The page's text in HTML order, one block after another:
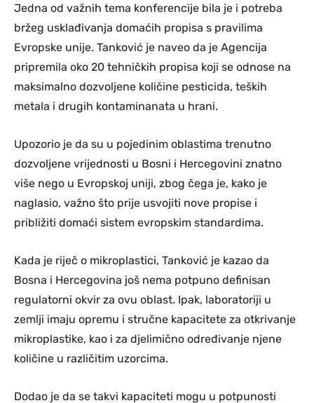
Jedna od važnih tema konferencije bila je i potreba
bržeg usklađivanja domaćih propisa s pravilima
Evropske unije. Tanković je naveo da je Agencija
pripremila oko 20 tehničkih propisa koji se odnose na
maksimalno dozvoljene količine pesticida, teških
metala i drugih kontaminanata u hrani.
Upozorio je da su u pojedinim oblastima trenutno
dozvoljene vrijednosti u Bosni i Hercegovini znatno
više nego u Evropskoj uniji, zbog čega je, kako je
naglasio, važno što prije usvojiti nove propise i
približiti domaći sistem evropskim standardima.
Kada je riječ o mikroplastici, Tanković je kazao da
Bosna i Hercegovina još nema potpuno definisan
regulatorni okvir za ovu oblast. Ipak, laboratoriji u
zemlji imaju opremu i stručne kapacitete za otkrivanje
mikroplastike, kao i za djelimično određivanje njene
količine u različitim uzorcima.
Dodao je da se takvi kapaciteti mogu u potpunosti